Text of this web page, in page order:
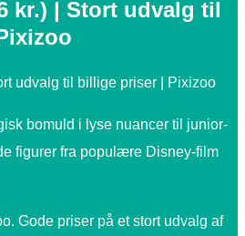
kr.) | Stort udvalg til
udvalg til billige priser | Pixizoo
bomuld i lyse nuancer til junior-
figurer fra populære Disney-film
Gode priser på et stort udvalg af